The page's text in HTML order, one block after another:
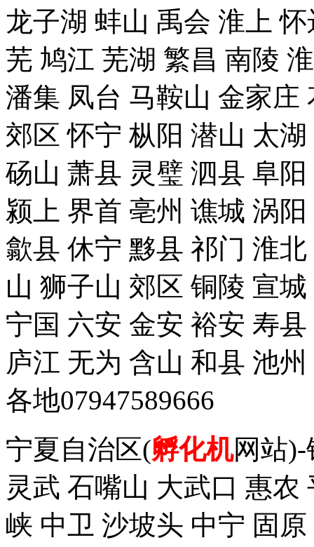
龙子湖 蚌山 禹会 淮上
芜 鸠江 芜湖 繁昌 南陵
潘集 凤台 马鞍山 金家庄
郊区 怀宁 枞阳 潜山 太
砀山 萧县 灵璧 泗县 阜
颍上 界首 亳州 谯城 涡
歙县 休宁 黟县 祁门 淮
山 狮子山 郊区 铜陵 宣
宁国 六安 金安 裕安 寿
庐江 无为 含山 和县 池
各地07947589666
宁夏自治区(孵化机网站)-
灵武 石嘴山 大武口 惠农
峡 中卫 沙坡头 中宁 固